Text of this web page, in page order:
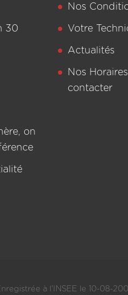
30
on
Nos
Votre
Actualités
Nos
contacter
à l'INSEE le 10-08-